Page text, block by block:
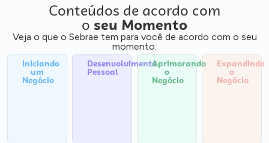
Conteúdos de acordo com
o seu Momento
Veja o que o Sebrae tem para você de acordo com o seu
momento:
Iniciando
um
Negócio
Desenvolvimento
Pessoal
Aprimorando
o
Negócio
Expandindo
o
Negócio